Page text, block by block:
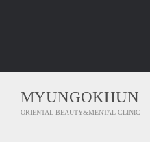
MYUNGOKHUN
ORIENTAL BEAUTY&MENTAL CLINIC